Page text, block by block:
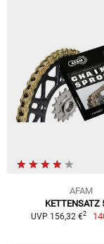
AFAM
KETTENSATZ
UVP 156,32 €2